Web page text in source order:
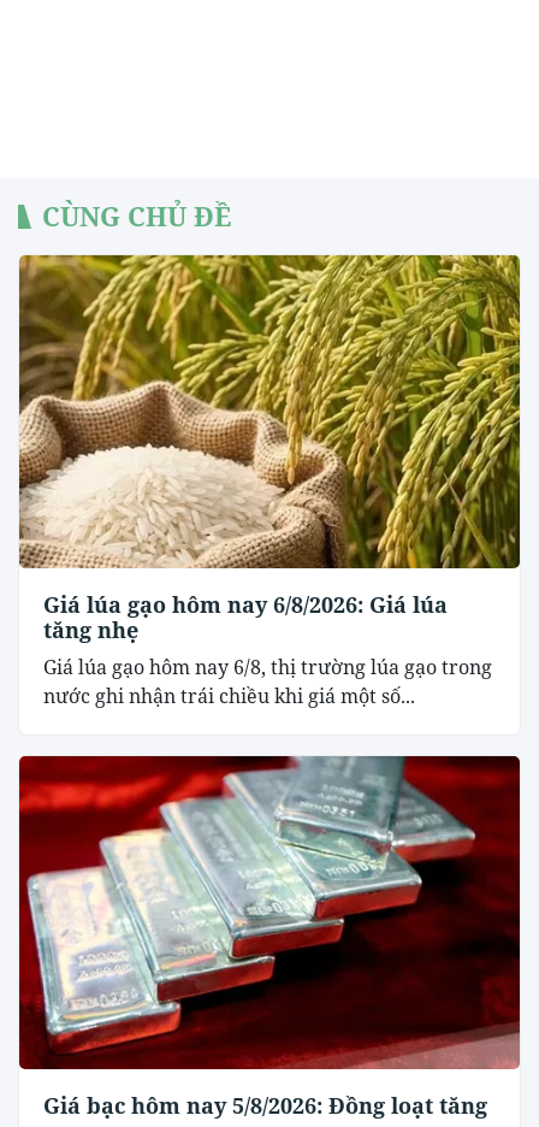
CÙNG CHỦ ĐỀ
Giá lúa gạo hôm nay 6/8/2026: Giá lúa
tăng nhẹ
Giá lúa gạo hôm nay 6/8, thị trường lúa gạo trong
nước ghi nhận trái chiều khi giá một số...
Giá bạc hôm nay 5/8/2026: Đồng loạt tăng